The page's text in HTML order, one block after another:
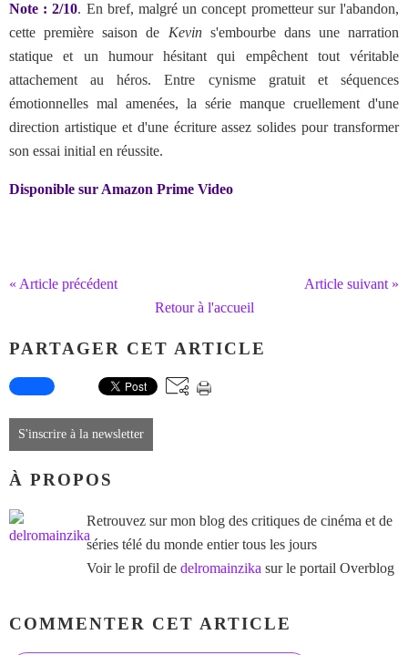
Note : 2/10. En bref,malgré un concept prometteur sur l'abandon,
cette première saison de Kevins'embourbe dans une narration
statique et un humour hésitant qui empêchent tout véritable
attachement au héros. Entre cynisme gratuit et séquences
émotionnelles mal amenées, la série manque cruellement d'une
direction artistique et d'une écriture assez solides pour transformer
son essai initial en réussite.
Disponible sur Amazon Prime Video
« Article précédent
Article suivant »
Retour à l'accueil
PARTAGER CET ARTICLE
S'inscrire à la newsletter
À PROPOS
Retrouvez sur mon blog des critiques de cinéma et de
séries télé du monde entier tous les jours
Voir le profil de delromainzika sur le portail Overblog
COMMENTER CET ARTICLE